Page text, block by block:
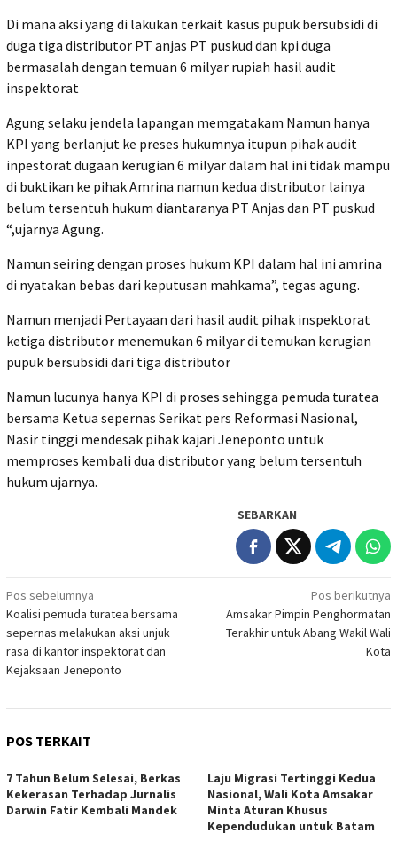
Di mana aksi yang di lakukan terkait kasus pupuk bersubsidi di
duga tiga distributor PT anjas PT puskud dan kpi duga
bermasalah dengan temuan 6 milyar rupiah hasil audit
inspektorat
Agung selaku jendela lapangan memgatakam Namun hanya
KPI yang berlanjut ke preses hukumnya itupun pihak audit
inpestorat dugaan kerugian 6 milyar dalam hal ini tidak mampu
di buktikan ke pihak Amrina namun kedua distributor lainya
belum tersentuh hukum diantaranya PT Anjas dan PT puskud
“,ujarnya Agung.
Namun seiring dengan proses hukum KPI dalam hal ini amrina
di nyatakan bebas dari keputusan mahkama”, tegas agung.
Namun menjadi Pertayaan dari hasil audit pihak inspektorat
ketiga distributor menemukan 6 milyar di temukan kerugian
pupuk bersubsidi dari tiga distributor
Namun lucunya hanya KPI di proses sehingga pemuda turatea
bersama Ketua sepernas Serikat pers Reformasi Nasional,
Nasir tinggi mendesak pihak kajari Jeneponto untuk
memproses kembali dua distributor yang belum tersentuh
hukum ujarnya.
SEBARKAN
Navigasi
pos
Pos sebelumnya
Koalisi pemuda turatea bersama
sepernas melakukan aksi unjuk
rasa di kantor inspektorat dan
Kejaksaan Jeneponto
Pos berikutnya
Amsakar Pimpin Penghormatan
Terakhir untuk Abang Wakil Wali
Kota
POS TERKAIT
7 Tahun Belum Selesai, Berkas
Kekerasan Terhadap Jurnalis
Darwin Fatir Kembali Mandek
Laju Migrasi Tertinggi Kedua
Nasional, Wali Kota Amsakar
Minta Aturan Khusus
Kependudukan untuk Batam